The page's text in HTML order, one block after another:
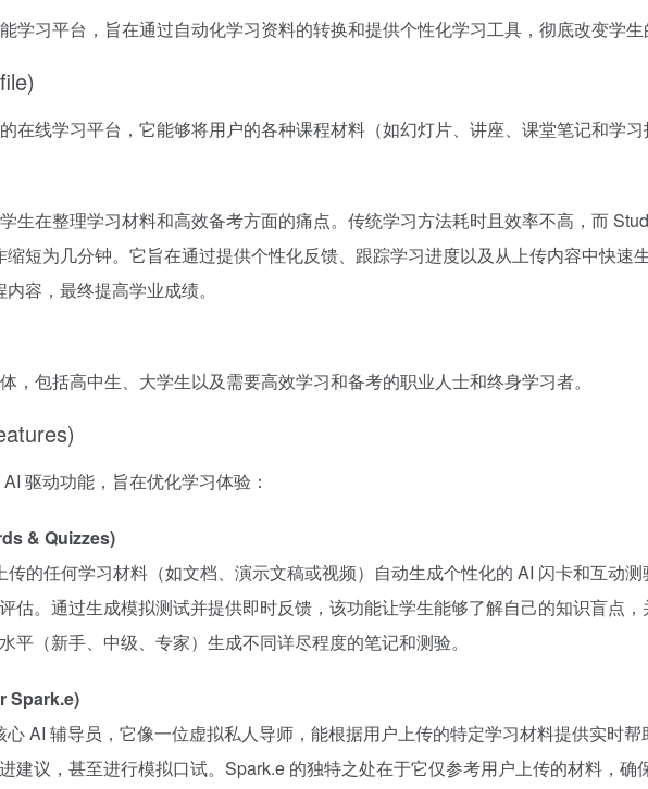
学习平台，旨在通过自动化学习资料的转换和提供个性化学习工具，彻底改变学生
在线学习平台，它能够将用户的各种课程材料（如幻灯片、讲座、课堂笔记和学习
生在整理学习材料和高效备考方面的痛点。传统学习方法耗时且效率不高，而
短为几分钟。它旨在通过提供个性化反馈、跟踪学习进度以及从上传内容中快
容，最终提高学业成绩。
，包括高中生、大学生以及需要高效学习和备考的职业人士和终身学习者。
驱动功能，旨在优化学习体验：
& Quizzes)
的任何学习材料（如文档、演示文稿或视频）自动生成个性化的 AI 闪卡和互动
估。通过生成模拟测试并提供即时反馈，该功能让学生能够了解自己的知识盲点
平（新手、中级、专家）生成不同详尽程度的笔记和测验。
Spark.e)
AI 辅导员，它像一位虚拟私人导师，能根据用户上传的特定学习材料提供实时
建议，甚至进行模拟口试。Spark.e 的独特之处在于它仅参考用户上传的材料，